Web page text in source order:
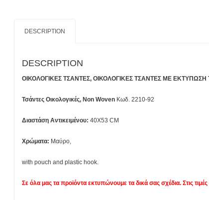
DESCRIPTION
DESCRIPTION
ΟΙΚΟΛΟΓΙΚΕΣ ΤΣΑΝΤΕΣ, ΟΙΚΟΛΟΓΙΚΕΣ ΤΣΑΝΤΕΣ ΜΕ
Τσάντες Οικολογικές, Non Woven Κωδ. 2210-92
Διαστάση Αντικειμένου: 40X53 CM
Χρώματα: Μαύρο,
with pouch and plastic hook.
Σε όλα μας τα προϊόντα εκτυπώνουμε τα δικά σας σχέδια.Στις